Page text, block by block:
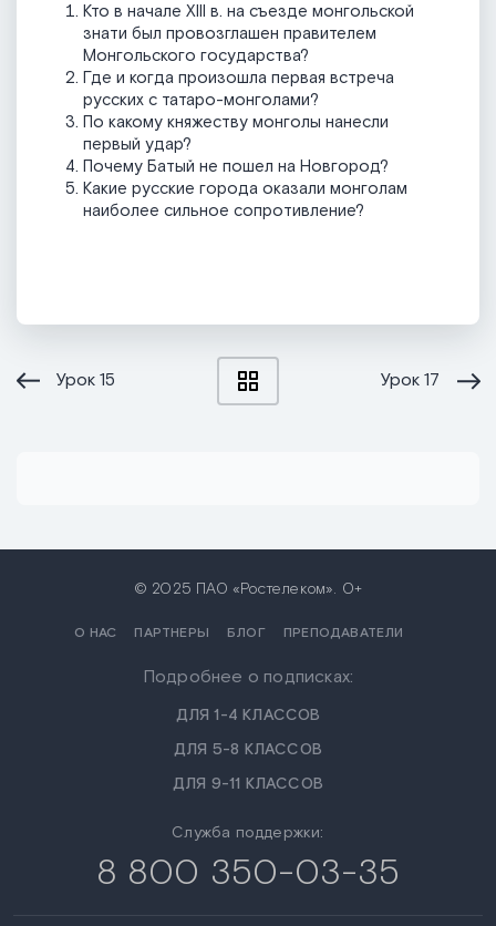
Кто в начале XIII в. на съезде монгольской
знати был провозглашен правителем
Монгольского государства?
Где и когда произошла первая встреча
русских с татаро-монголами?
По какому княжеству монголы нанесли
первый удар?
Почему Батый не пошел на Новгород?
Какие русские города оказали монголам
наиболее сильное сопротивление?
Урок15 Урок17
© 2025 ПАО «Ростелеком». 0+
О НАС ПАРТНЕРЫ БЛОГ ПРЕПОДАВАТЕЛИ
Подробнее о подписках:
ДЛЯ 1-4 КЛАССОВ
ДЛЯ 5-8 КЛАССОВ
ДЛЯ 9-11 КЛАССОВ
Служба поддержки:
8 800 350-03-35